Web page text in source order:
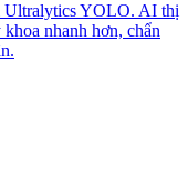
Ultralytics YOLO. AI thị
nhanh hơn, chẩn